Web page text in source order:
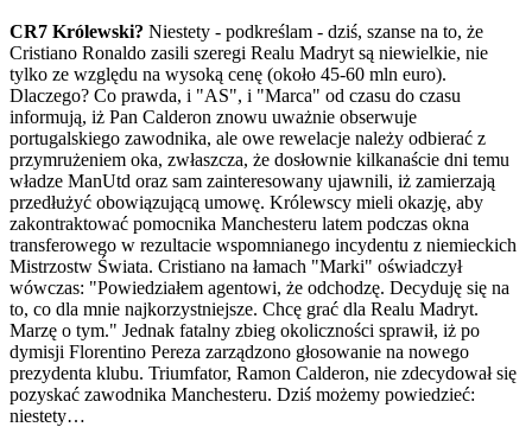
CR7 Królewski? Niestety - podkreślam - dziś, szanse na to, że
Cristiano Ronaldo zasili szeregi Realu Madryt są niewielkie, nie
tylko ze względu na wysoką cenę (około 45-60 mln euro).
Dlaczego? Co prawda, i "AS", i "Marca" od czasu do czasu
informują, iż Pan Calderon znowu uważnie obserwuje
portugalskiego zawodnika, ale owe rewelacje należy odbierać z
przymrużeniem oka, zwłaszcza, że dosłownie kilkanaście dni temu
władze ManUtd oraz sam zainteresowany ujawnili, iż zamierzają
przedłużyć obowiązującą umowę. Królewscy mieli okazję, aby
zakontraktować pomocnika Manchesteru latem podczas okna
transferowego w rezultacie wspomnianego incydentu z niemieckich
Mistrzostw Świata. Cristiano na łamach "Marki" oświadczył
wówczas: "Powiedziałem agentowi, że odchodzę. Decyduję się na
to, co dla mnie najkorzystniejsze. Chcę grać dla Realu Madryt.
Marzę o tym." Jednak fatalny zbieg okoliczności sprawił, iż po
dymisji Florentino Pereza zarządzono głosowanie na nowego
prezydenta klubu. Triumfator, Ramon Calderon, nie zdecydował się
pozyskać zawodnika Manchesteru. Dziś możemy powiedzieć:
niestety…